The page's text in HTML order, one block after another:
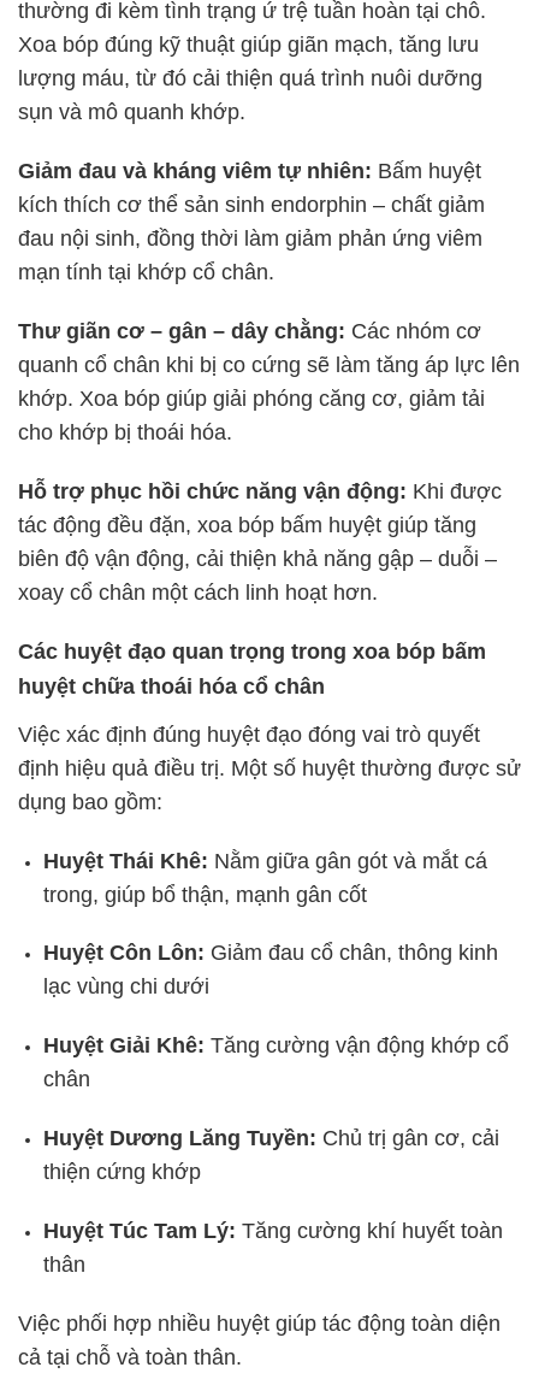
thường đi kèm tình trạng ứ trệ tuần hoàn tại chỗ.
Xoa bóp đúng kỹ thuật giúp giãn mạch, tăng lưu
lượng máu, từ đó cải thiện quá trình nuôi dưỡng
sụn và mô quanh khớp.
Giảm đau và kháng viêm tự nhiên: Bấm huyệt
kích thích cơ thể sản sinh endorphin – chất giảm
đau nội sinh, đồng thời làm giảm phản ứng viêm
mạn tính tại khớp cổ chân.
Thư giãn cơ – gân – dây chằng: Các nhóm cơ
quanh cổ chân khi bị co cứng sẽ làm tăng áp lực lên
khớp. Xoa bóp giúp giải phóng căng cơ, giảm tải
cho khớp bị thoái hóa.
Hỗ trợ phục hồi chức năng vận động: Khi được
tác động đều đặn, xoa bóp bấm huyệt giúp tăng
biên độ vận động, cải thiện khả năng gập – duỗi –
xoay cổ chân một cách linh hoạt hơn.
Các huyệt đạo quan trọng trong xoa bóp bấm
huyệt chữa thoái hóa cổ chân
Việc xác định đúng huyệt đạo đóng vai trò quyết
định hiệu quả điều trị. Một số huyệt thường được sử
dụng bao gồm:
Huyệt Thái Khê: Nằm giữa gân gót và mắt cá
trong, giúp bổ thận, mạnh gân cốt
Huyệt Côn Lôn: Giảm đau cổ chân, thông kinh
lạc vùng chi dưới
Huyệt Giải Khê: Tăng cường vận động khớp cổ
chân
Huyệt Dương Lăng Tuyền: Chủ trị gân cơ, cải
thiện cứng khớp
Huyệt Túc Tam Lý: Tăng cường khí huyết toàn
thân
Việc phối hợp nhiều huyệt giúp tác động toàn diện
cả tại chỗ và toàn thân.